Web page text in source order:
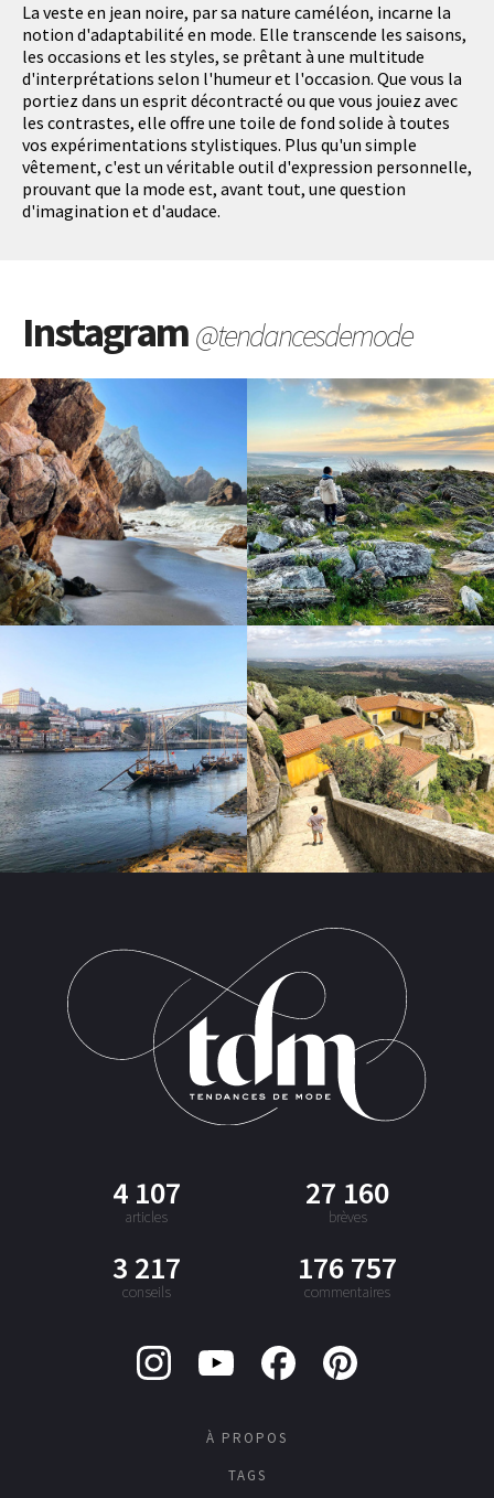
La veste en jean noire, par sa nature caméléon, incarne la
notion d'adaptabilité en mode. Elle transcende les saisons,
les occasions et les styles, se prêtant à une multitude
d'interprétations selon l'humeur et l'occasion. Que vous la
portiez dans un esprit décontracté ou que vous jouiez avec
les contrastes, elle offre une toile de fond solide à toutes
vos expérimentations stylistiques. Plus qu'un simple
vêtement, c'est un véritable outil d'expression personnelle,
prouvant que la mode est, avant tout, une question
d'imagination et d'audace.
Instagram@tendancesdemode
4 107
articles
27 160
brèves
3 217
conseils
176 757
commentaires
À PROPOS
TAGS